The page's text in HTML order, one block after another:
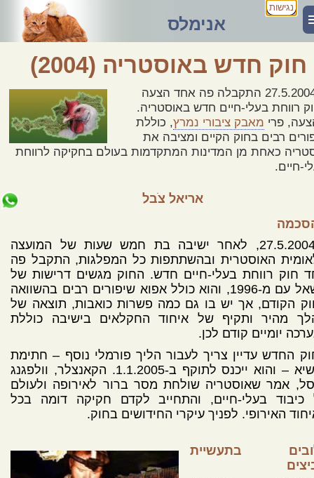
נגישות
אנימלס
חוק חדש באוסטריה (2004)
ב-27.5.2004 התקבלה פה אחד הצעה
רווחת בעלי-חיים חדש באוסטריה.
פרי מאבק ציבורי נמרץ, כוללת
רבים בחוק הקיים ומציבה את
כאחת מן המדינות המתקדמות בעולם בחקיקה לרווחת
חיים.
אריאל צֹבל
ב-27.5.2004, לאחר ישיבה בת חמש שעות של המועצה
האוסטרית ובהשתתפות כל המפלגות, התקבל פה
חוק רווחת בעלי-חיים חדש. החוק מגשים דרישות של
משאל עם מ-1996, והוא כולל אפוא שיפורים רבים בהשוואה
הקודם, אך יש בו גם כמה פשרות כואבות, תוצאה של
מהיר ותקיף של איחוד החקלאים בישיבה כוללת
יומיים קודם לכן.
החדש עדיין צריך לעבור הליך פורמלי נוסף – חתימת
הנשיא – והוא ייכנס לתוקף ב-1.1.2005. הקאנצלר, וולפגנג
אמר שאוסטריה שולחת מסר ברור לאירופה ולעולם
כיבוד בעלי-חיים, והתחייב לקדם חקיקה דומה בכל
האירופי. לפניך עיקרי החידושים בחוק.
בתעשיית